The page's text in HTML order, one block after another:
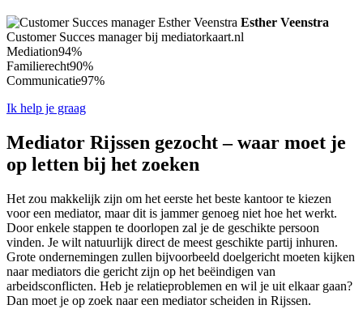
Esther Veenstra
Customer Succes manager bij mediatorkaart.nl
Mediation94%
Familierecht90%
Communicatie97%
Ik help je graag
Mediator Rijssen gezocht – waar moet je
op letten bij het zoeken
Het zou makkelijk zijn om het eerste het beste kantoor te kiezen
voor een mediator, maar dit is jammer genoeg niet hoe het werkt.
Door enkele stappen te doorlopen zal je de geschikte persoon
vinden. Je wilt natuurlijk direct de meest geschikte partij inhuren.
Grote ondernemingen zullen bijvoorbeeld doelgericht moeten kijken
naar mediators die gericht zijn op het beëindigen van
arbeidsconflicten. Heb je relatieproblemen en wil je uit elkaar gaan?
Dan moet je op zoek naar een mediator scheiden in Rijssen.